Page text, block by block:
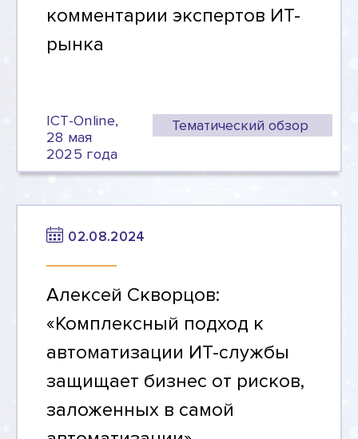
комментарии экспертов ИТ-
рынка
ICT-Online,
28 мая
2025 года
Тематический обзор
02.08.2024
Алексей Скворцов:
«Комплексный подход к
автоматизации ИТ-службы
защищает бизнес от рисков,
заложенных в самой